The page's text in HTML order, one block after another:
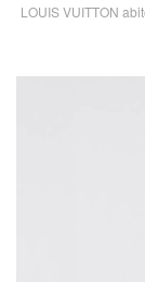
LOUIS VUITTON